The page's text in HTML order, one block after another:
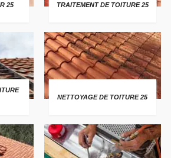
25 TRAITEMENT DE TOITURE 25
NETTOYAGE DE TOITURE 25